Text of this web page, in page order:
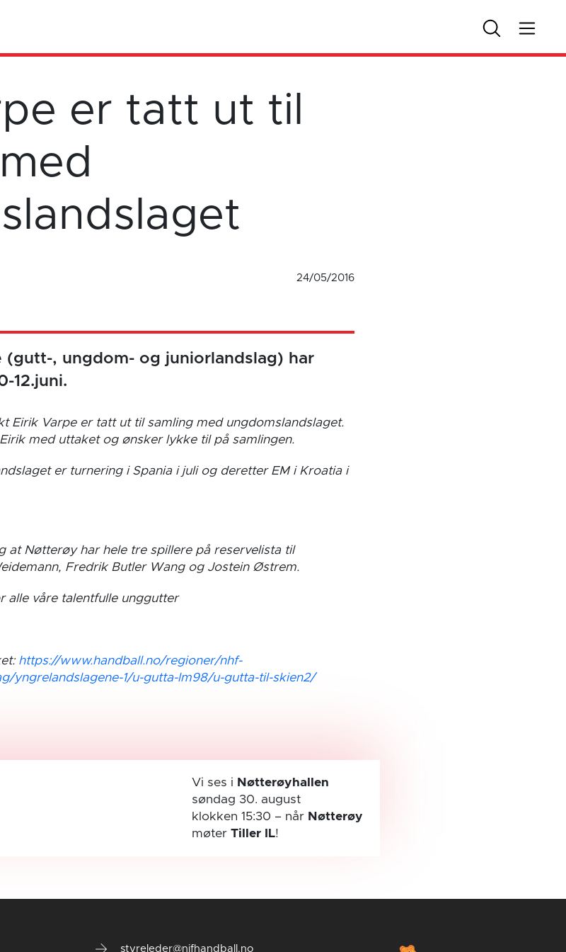
er tatt ut til
24/05/2016
(gutt-, ungdom- og juniorlandslag) har
12.juni.
Eirik Varpe er tatt ut til samling med ungdomslandslaget.
med uttaket og ønsker lykke til på samlingen.
er turnering i Spania i juli og deretter EM i Kroatia i
at Nøtterøy har hele tre spillere på reservelista til
Fredrik Butler Wang og Jostein Østrem.
alle våre talentfulle unggutter
https://www.handball.no/regioner/nhf-
yngrelandslagene-1/u-gutta-lm98/u-gutta-til-skien2/
Vi ses i Nøtterøyhallen
søndag 30. august
klokken 15:30 – når Nøtterøy
møterTiller IL!
styreleder@nifhandball.no